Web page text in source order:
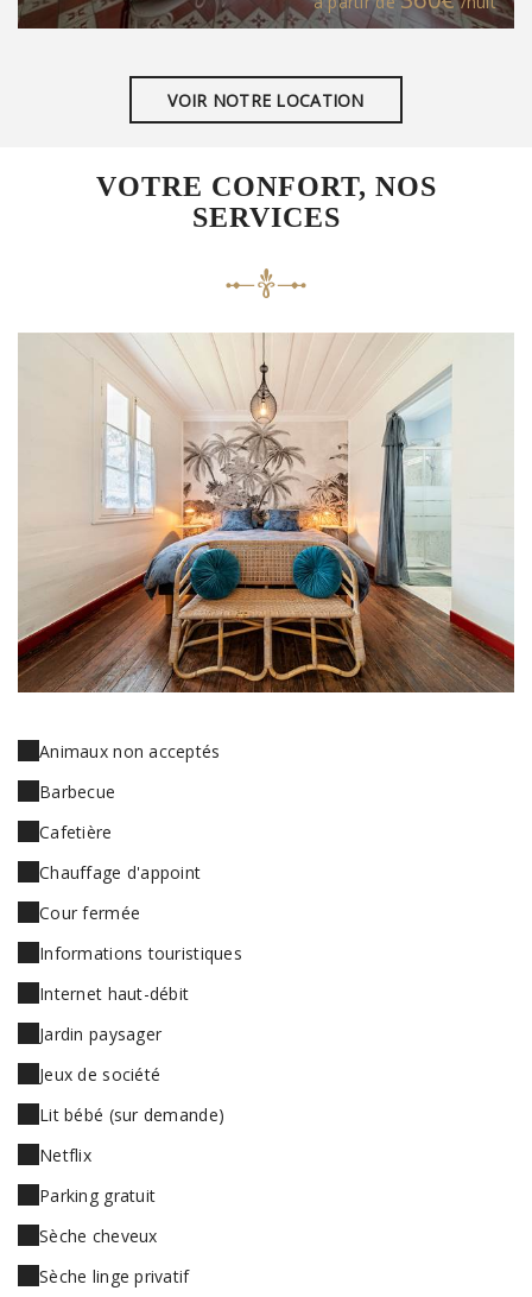
VOIR NOTRE LOCATION
VOTRE CONFORT, NOS
SERVICES
Animaux non acceptés
Barbecue
Cafetière
Chauffage d'appoint
Cour fermée
Informations touristiques
Internet haut-débit
Jardin paysager
Jeux de société
Lit bébé (sur demande)
Netflix
Parking gratuit
Sèche cheveux
Sèche linge privatif